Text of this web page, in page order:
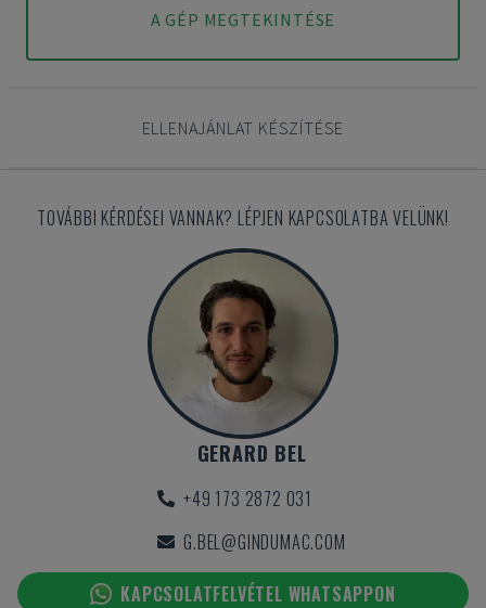
A GÉP MEGTEKINTÉSE
ELLENAJÁNLAT KÉSZÍTÉSE
TOVÁBBI KÉRDÉSEI VANNAK? LÉPJEN KAPCSOLATBA VELÜNK!
GERARD BEL
+49 173 2872 031
G.BEL@GINDUMAC.COM
KAPCSOLATFELVÉTEL WHATSAPPON